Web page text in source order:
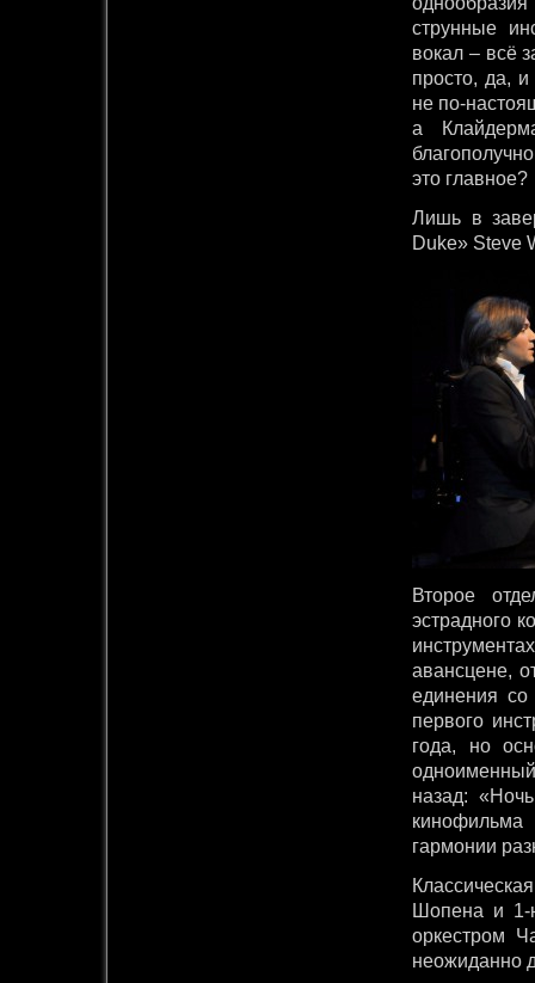
струнные
вокал – всё
просто, да,
не по-
а
это главное?
Лишь в
Duke» Steve
Второе
эстрадного
авансцене,
единения со
первого
года, но
назад:
гармонии
Шопена и 1-
оркестром
неожиданно